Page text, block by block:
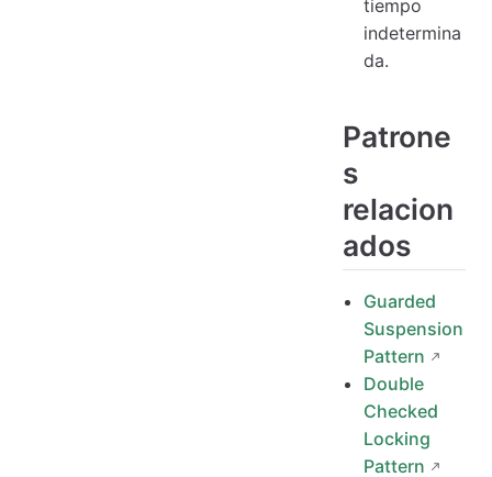
tiempo
indetermina
da.
Patrone
s
relacion
ados
Guarded
Suspension
Pattern
Double
Checked
Locking
Pattern